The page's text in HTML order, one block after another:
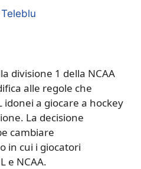
Teleblu
divisione 1 della NCAA
alle regole che
idonei a giocare a hockey
La decisione
cambiare
in cui i giocatori
e NCAA.